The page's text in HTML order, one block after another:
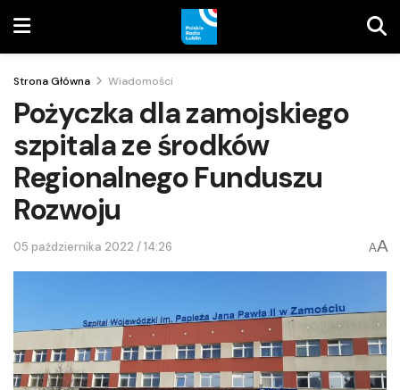
Strona Główna Wiadomości
Pożyczka dla zamojskiego
szpitala ze środków
Regionalnego Funduszu
Rozwoju
05 października 2022 / 14:26 AA